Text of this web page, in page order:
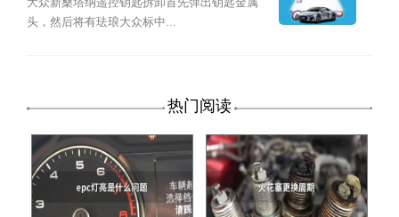
纳车钥匙怎么拆卸
大众新桑塔纳遥控钥匙拆卸首先弹出钥匙金属
头，然后将有珐琅大众标中...
热门阅读